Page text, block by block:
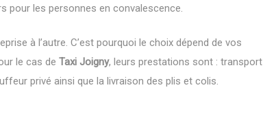
pour les personnes en convalescence.
à l’autre. C’est pourquoi le choix dépend de vos
le cas de Taxi Joigny, leurs prestations sont : transport
privé ainsi que la livraison des plis et colis.